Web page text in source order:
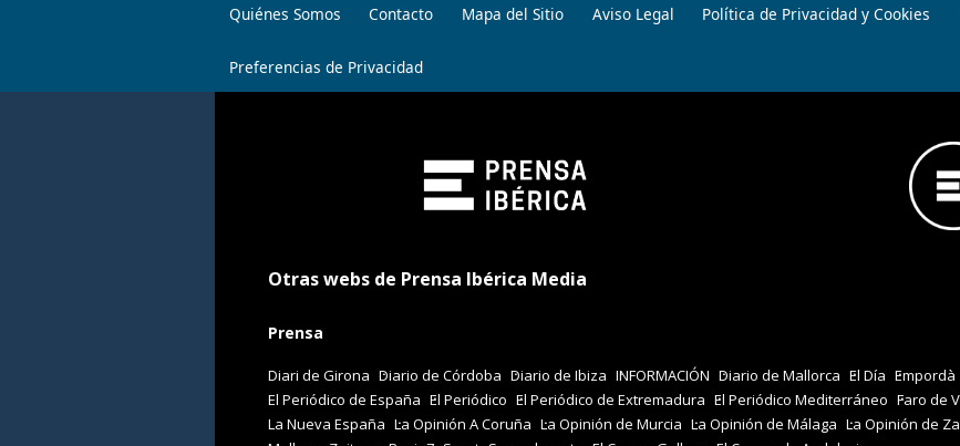
Quiénes Somos Contacto Mapa del Sitio Aviso Legal Política de Privacidad y Cookies
Preferencias de Privacidad
Otras webs de Prensa Ibérica Media
Prensa
Diari de Girona Diario de Córdoba Diario de Ibiza INFORMACIÓN Diario de Mallorca El Día Empordà
El Periódico de España El Periódico El Periódico de Extremadura El Periódico Mediterráneo Faro de
La Nueva España La Opinión A Coruña La Opinión de Murcia La Opinión de Málaga La Opinión de